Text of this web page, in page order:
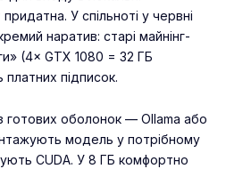
У спільноті у червні
наратив: старі майнінг-
(4× GTX 1080 = 32 ГБ
платних підписок.
готових оболонок — Ollama або
модель у потрібному
CUDA. У 8 ГБ комфортно